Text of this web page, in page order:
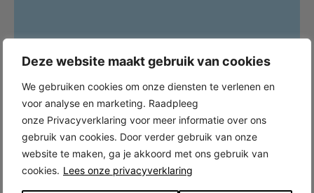
Deze website maakt gebruik van cookies
We gebruiken cookies om onze diensten te verlenen en
voor analyse en marketing. Raadpleeg
onze Privacyverklaring voor meer informatie over ons
gebruik van cookies. Door verder gebruik van onze
website te maken, ga je akkoord met ons gebruik van
cookies. Lees onze privacyverklaring